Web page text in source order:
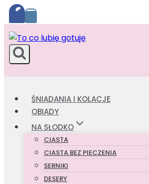
Przejdź
do
treści
ŚNIADANIA I KOLACJE
OBIADY
NA SŁODKO
CIASTA
CIASTA BEZ PIECZENIA
SERNIKI
DESERY